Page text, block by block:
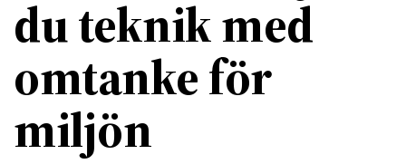
du teknik med
omtanke för
miljön